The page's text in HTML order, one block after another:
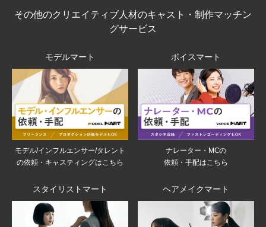
その他のクリエイティブ人材のキャスト・制作マッチン
グサービス
モデルマート
モデル/インフルエンサー/タレント
の依頼・キャスティングはこちら
ボイスマート
ナレーター・MCの
依頼・手配はこちら
スタイリストマート ヘアメイクマート